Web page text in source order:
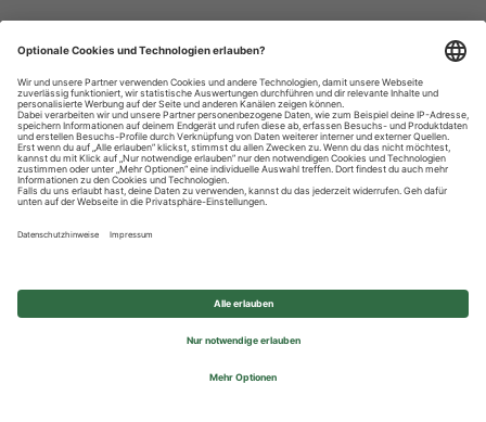
Datenschutzhinweise
Impressum
Privatsphäre-Einstellungen
© 2026 REWE Group - All rights reserved